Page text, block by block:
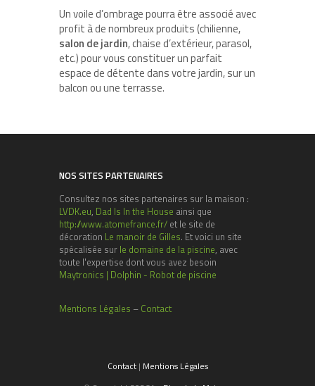
Un voile d’ombrage pourra être associé avec
profit à de nombreux produits (chilienne,
salon de jardin, chaise d’extérieur, parasol,
etc.) pour vous constituer un parfait
espace de détente dans votre jardin, sur un
balcon ou une terrasse.
NOS SITES PARTENAIRES
Consultez nos sites partenaires sur la maison :
LVDK.eu, Dad Is In the House ainsi que
http://www.atomefrance.fr/ et le site de
décoration Le manoir de Gilles. Et voici un site
spécalisée sur le domaine de la piscine, avec
toute l'expertise dont vous avez besoin
Maytronics | Dolphin - Robot de piscine
Mentions Légales – Contact
Contact| Mentions Légales